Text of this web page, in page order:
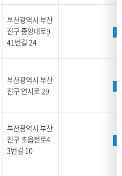
부산광역시 부산
진구 중앙대로9
41번길 24
부산광역시 부산
진구 연지로 29
부산광역시 부산
진구 초읍천로4
3번길 10